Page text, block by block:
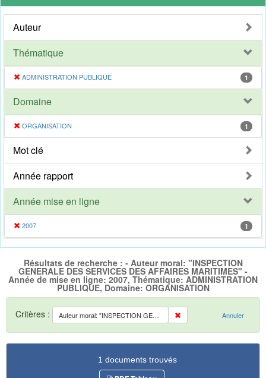
Auteur
Thématique
ADMINISTRATION PUBLIQUE 1
Domaine
ORGANISATION 1
Mot clé
Année rapport
Année mise en ligne
2007 1
Résultats de recherche : - Auteur moral: "INSPECTION
GENERALE DES SERVICES DES AFFAIRES MARITIMES" -
Année de mise en ligne: 2007, Thématique: ADMINISTRATION
PUBLIQUE, Domaine: ORGANISATION
Critères : Auteur moral: "INSPECTION GENERALE DES SERVICES DES AFFAIRES MARITIMES" Annuler
1 documents trouvés